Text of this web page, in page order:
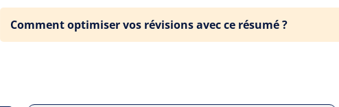
Comment optimiser vos révisions avec ce résumé ?